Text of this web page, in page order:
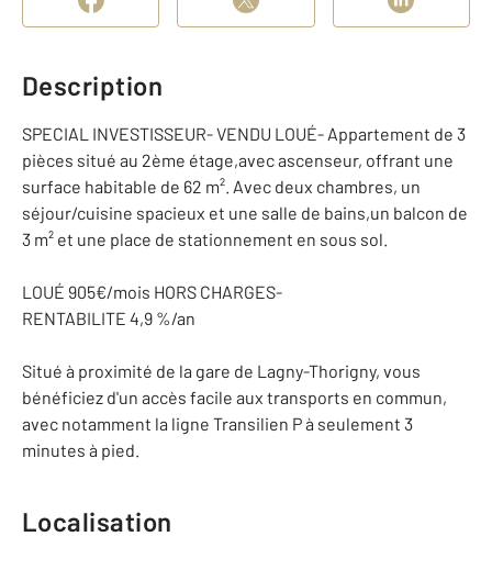
Description
SPECIAL INVESTISSEUR- VENDU LOUÉ- Appartement de 3
pièces situé au 2ème étage,avec ascenseur, offrant une
surface habitable de 62 m². Avec deux chambres, un
séjour/cuisine spacieux et une salle de bains,un balcon de
3 m² et une place de stationnement en sous sol.
LOUÉ 905€/mois HORS CHARGES-
RENTABILITE 4,9 %/an
Situé à proximité de la gare de Lagny-Thorigny, vous
bénéficiez d'un accès facile aux transports en commun,
avec notamment la ligne Transilien P à seulement 3
minutes à pied.
Localisation